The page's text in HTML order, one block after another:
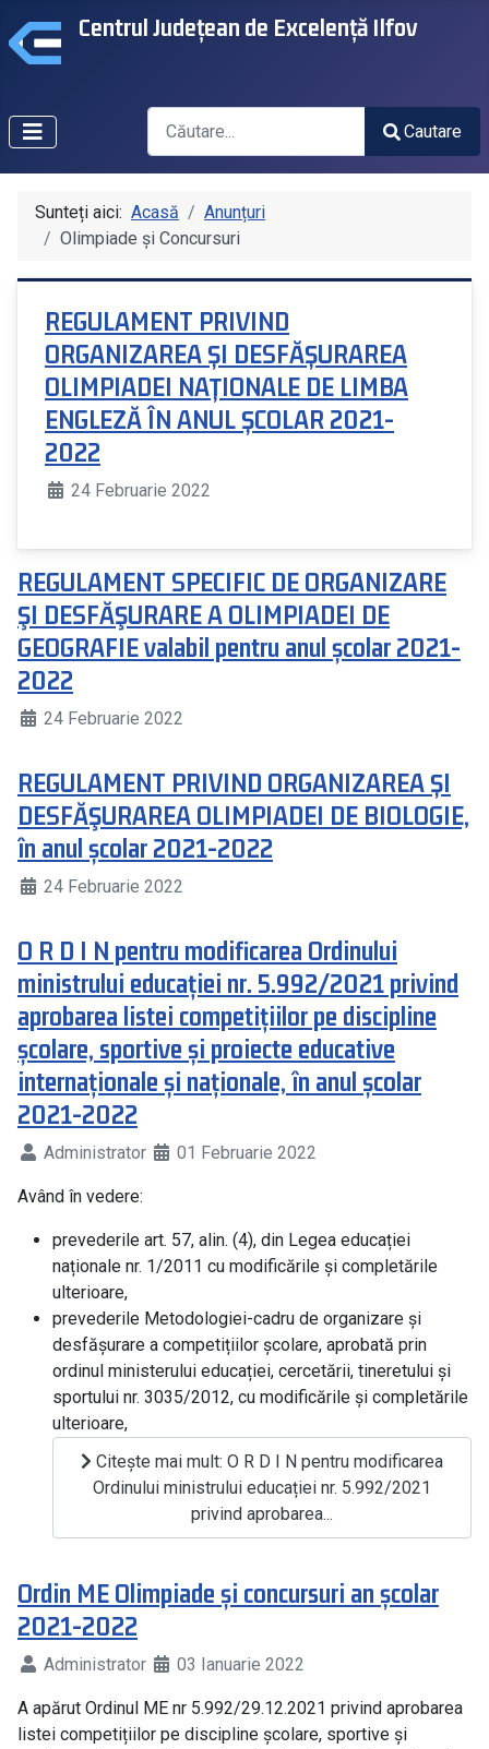
Centrul Județean de Excelență Ilfov
Căutare
Cautare
Sunteți aici: Acasă
Anunțuri
Olimpiade și Concursuri
REGULAMENT PRIVIND
ORGANIZAREA ȘI DESFĂȘURAREA
OLIMPIADEI NAȚIONALE DE LIMBA
ENGLEZĂ ÎN ANUL ȘCOLAR 2021-
2022
24 Februarie 2022
REGULAMENT SPECIFIC DE ORGANIZARE
ŞI DESFĂŞURARE A OLIMPIADEI DE
GEOGRAFIE valabil pentru anul școlar 2021-
2022
24 Februarie 2022
REGULAMENT PRIVIND ORGANIZAREA ȘI
DESFĂŞURAREA OLIMPIADEI DE BIOLOGIE,
în anul școlar 2021-2022
24 Februarie 2022
O R D I N pentru modificarea Ordinului
ministrului educației nr. 5.992/2021 privind
aprobarea listei competițiilor pe discipline
școlare, sportive și proiecte educative
internaționale și naționale, în anul școlar
2021-2022
Administrator 01 Februarie 2022
Având în vedere:
prevederile art. 57, alin. (4), din Legea educației
naționale nr. 1/2011 cu modificările și completările
ulterioare,
prevederile Metodologiei-cadru de organizare și
desfășurare a competițiilor școlare, aprobată prin
ordinul ministerului educației, cercetării, tineretului și
sportului nr. 3035/2012, cu modificările și completările
ulterioare,
Citește mai mult: O R D I N pentru modificarea
Ordinului ministrului educației nr. 5.992/2021
privind aprobarea...
Ordin ME Olimpiade și concursuri an școlar
2021-2022
Administrator 03 Ianuarie 2022
A apărut Ordinul ME nr 5.992/29.12.2021 privind aprobarea
listei competițiilor pe discipline școlare, sportive și